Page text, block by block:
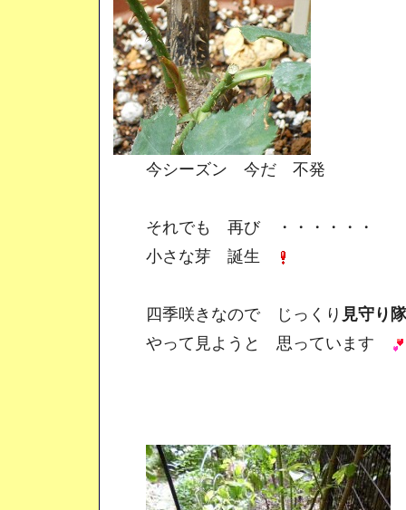
今シーズン 今だ 不発
それでも 再び ・・・・・・
小さな芽 誕生
四季咲きなので じっくり 見守り隊
やって見ようと 思っています